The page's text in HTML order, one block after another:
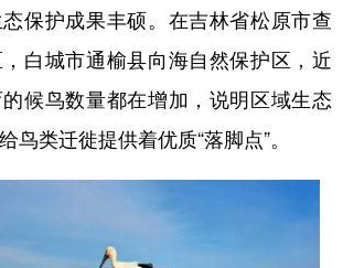
保护成果丰硕。在吉林省松原市查
白城市通榆县向海自然保护区，近
候鸟数量都在增加，说明区域生态
鸟类迁徙提供着优质“落脚点”。